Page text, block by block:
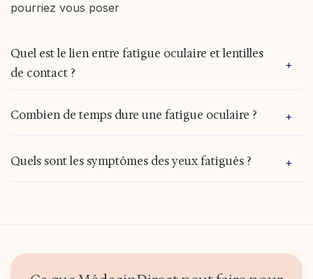
pourriez vous poser
Quel est le lien entre fatigue oculaire et lentilles
de contact ?
+
Le port de lentilles peut augmenter la sécheresse
ophtalmique, surtout en cas d'exposition longue
hydratation, des interruptions, et des lentilles
Combien de temps dure une fatigue oculaire ? +
Elle dure généralement quelques heures, parfois
une journée entière. Si elle persiste plus de 48 à
Quels sont les symptômes des yeux fatigués ? +
maintenir la concentration, migraines… Ces signes